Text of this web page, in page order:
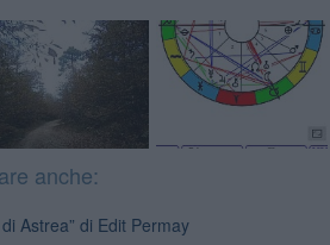
anche:
Astrea” di Edit Permay